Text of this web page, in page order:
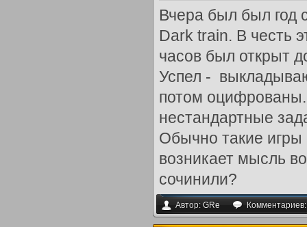
Вчера был был год
Dark train. В честь
часов был открыт
Успел -
потом
нестандартные
Обычно такие игры
возникает мысль
сочинили?
Автор: GRe